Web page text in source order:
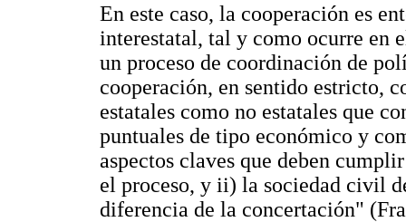
En este caso, la cooperación es
interestatal, tal y como ocurre en
un proceso de coordinación de
cooperación, en sentido estricto,
estatales como no estatales que
puntuales de tipo económico y
aspectos claves que deben
el proceso, y ii) la sociedad civil
diferencia de la concertación"